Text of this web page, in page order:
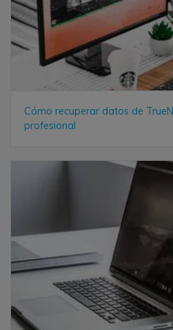
Cómo recuperar datos de
profesional